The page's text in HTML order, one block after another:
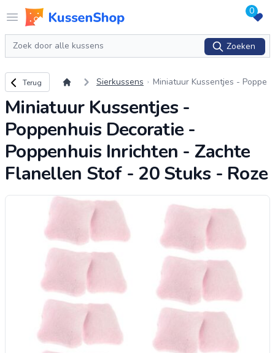
Open menu
Logo www.kussenshop.nl 0
Zoeken
Zoeken
Terug naar overzicht
Terug Sierkussens
Miniatuur Kussentjes - Poppe
Inrichten - Zachte Flanellen S
tof - 20 Stuk
Miniatuur Kussentjes -
Poppenhuis Decoratie -
Poppenhuis Inrichten - Zachte
Flanellen Stof - 20 Stuks - Roze